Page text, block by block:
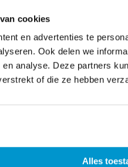
cookies
en advertenties te
Ook delen we
analyse. Deze partners
of die ze hebben
Alles